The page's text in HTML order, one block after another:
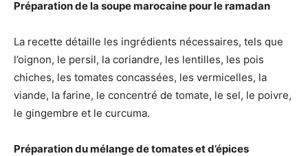
Préparation de la soupe marocaine pour le ramadan
La recette détaille les ingrédients nécessaires, tels que
l’oignon, le persil, la coriandre, les lentilles, les pois
chiches, les tomates concassées, les vermicelles, la
viande, la farine, le concentré de tomate, le sel, le poivre,
le gingembre et le curcuma.
Préparation du mélange de tomates et d’épices